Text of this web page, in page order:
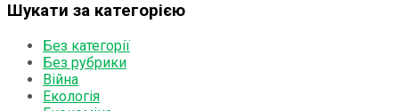
Шукати за категорією
Без категорії
Без рубрики
Війна
Екологія